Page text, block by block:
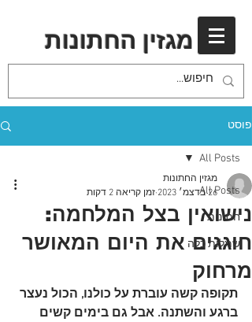
מגזין החתונות
פוסט
All Posts
חתונות
שמלות כלה
All Posts
נישואין בצל המלחמה:
חוגגים את היום המאושר
מרחוק
מגזין החתונות
26 בדצמ׳ 2023
זמן קריאה 2 דקות
תקופה קשה עוברת על כולנו, הכול נעצר
ברגע והשתנה. אבל גם בימים קשים